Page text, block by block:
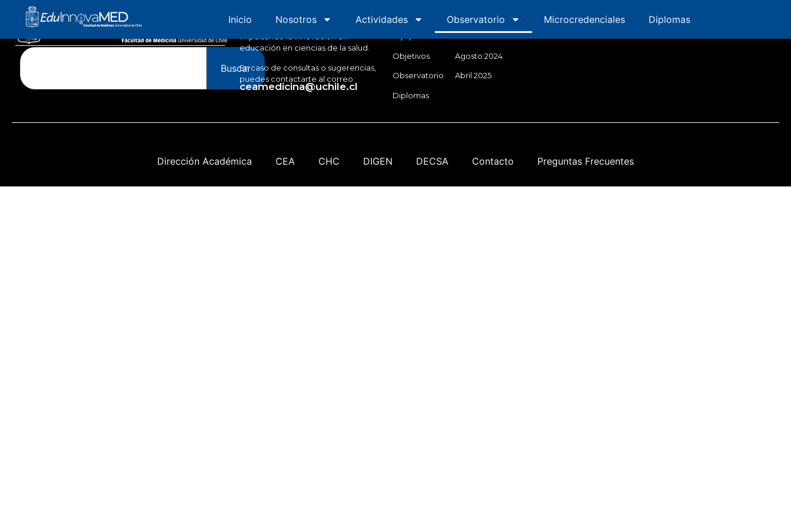
Inicio Nosotros Actividades Observatorio Microcredenciales
Inicio Nosotros Actividades Observatorio Microcredenciales Diplomas
Buscar
EduInnovamed
Impulsando la innovación en
educación en ciencias de la salud.
En caso de consultas o sugerencias,
puedes contactarte al correo:
ceamedicina@uchile.cl
Inicio
Objetivos
Observatorio
Diplomas
Semana de la Innovación
Marzo 2024
Agosto 2024
Abril 2025
Dirección Académica CEA CHC DIGEN DECSA Contacto Preguntas Frecuentes